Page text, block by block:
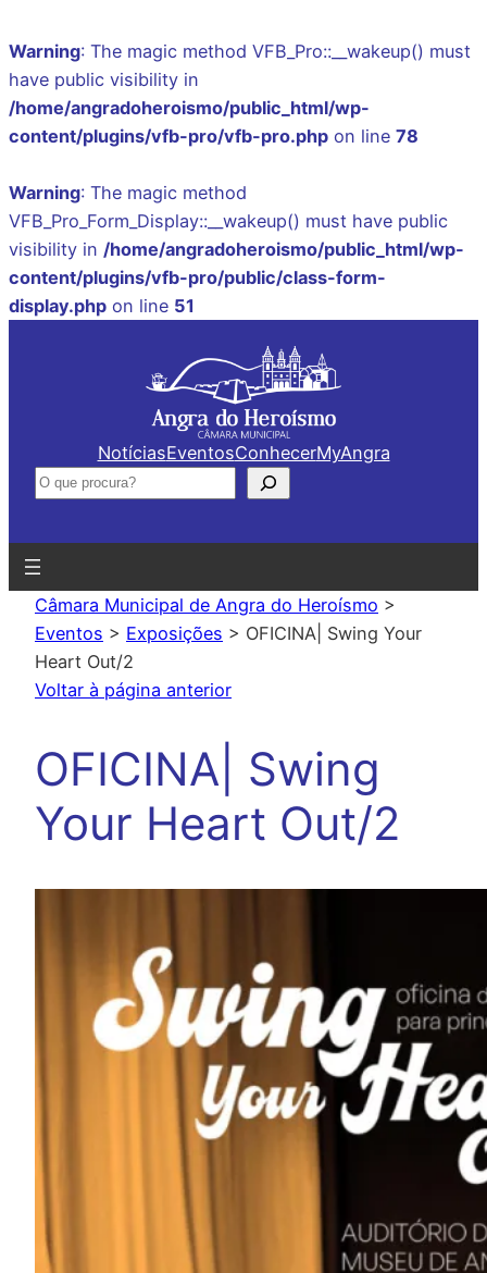
Warning: The magic method VFB_Pro::__wakeup() must
have public visibility in
/home/angradoheroismo/public_html/wp-
content/plugins/vfb-pro/vfb-pro.php on line 78
Warning: The magic method
VFB_Pro_Form_Display::__wakeup() must have public
visibility in /home/angradoheroismo/public_html/wp-
content/plugins/vfb-pro/public/class-form-
display.php on line 51
NotíciasEventosConhecerMyAngra
Pesquisar
Câmara Municipal de Angra do Heroísmo >
Eventos > Exposições > OFICINA| Swing Your
Heart Out/2
Voltar à página anterior
OFICINA| Swing
Your Heart Out/2